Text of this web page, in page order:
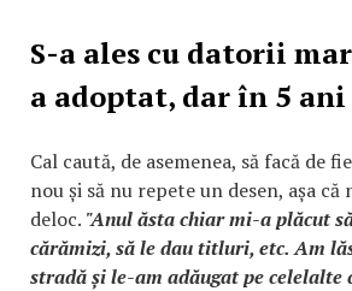
S-a ales cu datorii
a adoptat, dar în 5
Cal caută, de asemenea, să facă de
nou și să nu repete un desen, așa
deloc. "Anul ăsta chiar mi-a plăcut
cărămizi, să le dau titluri, etc. Am
stradă și le-am adăugat pe celelalte